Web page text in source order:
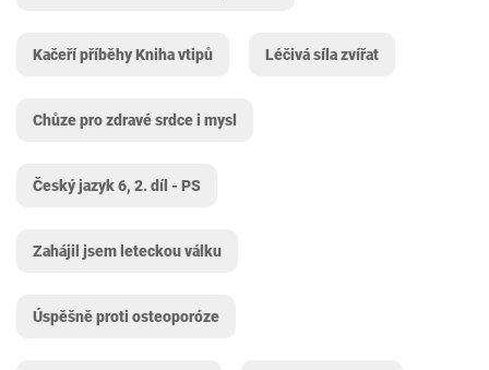
Kačeří příběhy Kniha vtipů Léčivá síla zvířat
Chůze pro zdravé srdce i mysl
Český jazyk 6, 2. díl - PS
Zahájil jsem leteckou válku
Úspěšně proti osteoporóze